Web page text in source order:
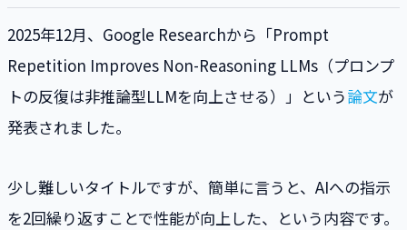
2025年12月、Google Researchから「Prompt
Repetition Improves Non-Reasoning LLMs（プロンプ
トの反復は非推論型LLMを向上させる）」という論文が
発表されました。
少し難しいタイトルですが、簡単に言うと、AIへの指示
を2回繰り返すことで性能が向上した、という内容です。